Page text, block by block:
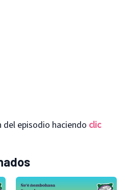
del episodio haciendo clic